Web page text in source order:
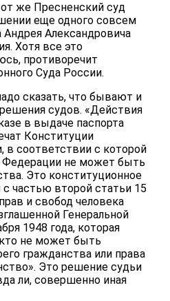
же Пресненский суд
еще одного совсем
Александровича
Хотя все это
противоречит
Суда России.
сказать, что бывают и
судов. «Действия
в выдаче паспорта
Конституции
в соответствии с которой
Федерации не может быть
Это конституционное
с частью второй статьи 15
и свобод человека
Генеральной
1948 года, которая
не может быть
гражданства или права
Это решение судьи
ли, совершенно иная